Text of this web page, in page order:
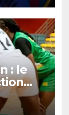
: le
plus